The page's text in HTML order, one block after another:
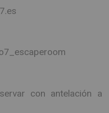
con antelación a